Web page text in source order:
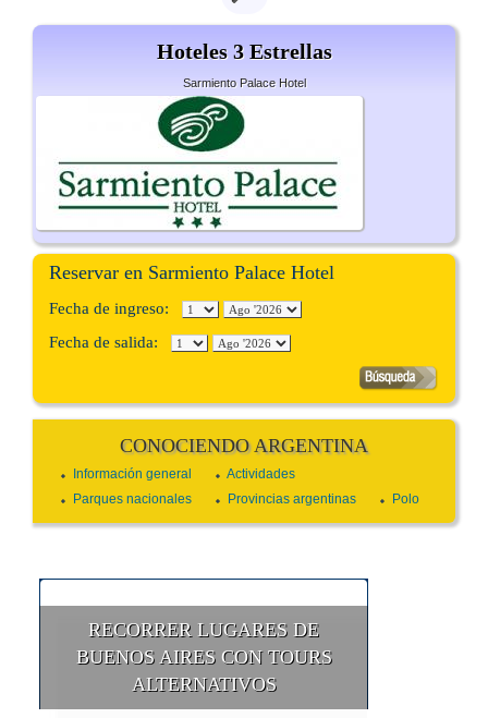
Hoteles 3 Estrellas
Sarmiento Palace Hotel
Reservar en Sarmiento Palace Hotel
Fecha de ingreso:
Fecha de salida:
CONOCIENDO ARGENTINA
Información general
Actividades
Parques nacionales
Provincias argentinas Polo
RECORRER LUGARES DE
BUENOS AIRES CON TOURS
ALTERNATIVOS